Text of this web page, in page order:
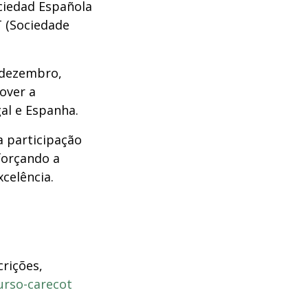
Española
a
e Espanha.
participação
a
carecot